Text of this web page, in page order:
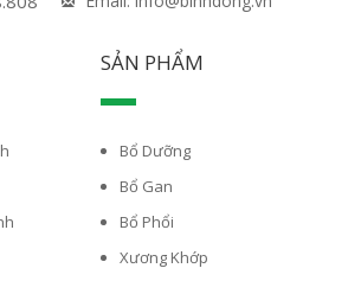
SẢN PHẨM
Bổ Dưỡng
Bổ Gan
Bổ Phổi
Xương Khớp